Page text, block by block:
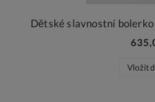
Dětské slavnostní
Vložit